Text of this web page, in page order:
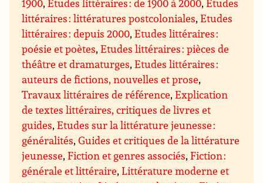
1900,Etudes littéraires : de 1900 à 2000,Etudes
littéraires : littératures postcoloniales,Etudes
littéraires : depuis 2000,Etudes littéraires :
poésie et poètes,Etudes littéraires : pièces de
théâtre et dramaturges,Etudes littéraires :
auteurs de fictions, nouvelles et prose,
Travaux littéraires de référence,Explication
de textes littéraires, critiques de livres et
guides,Etudes sur la littérature jeunesse :
généralités,Guides et critiques de la littérature
jeunesse,Fiction et genres associés,Fiction :
générale et littéraire,Littérature moderne et